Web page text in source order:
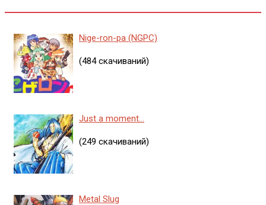
Nige-ron-pa (NGPC)
(484 скачиваний)
Just a moment...
(249 скачиваний)
Metal Slug